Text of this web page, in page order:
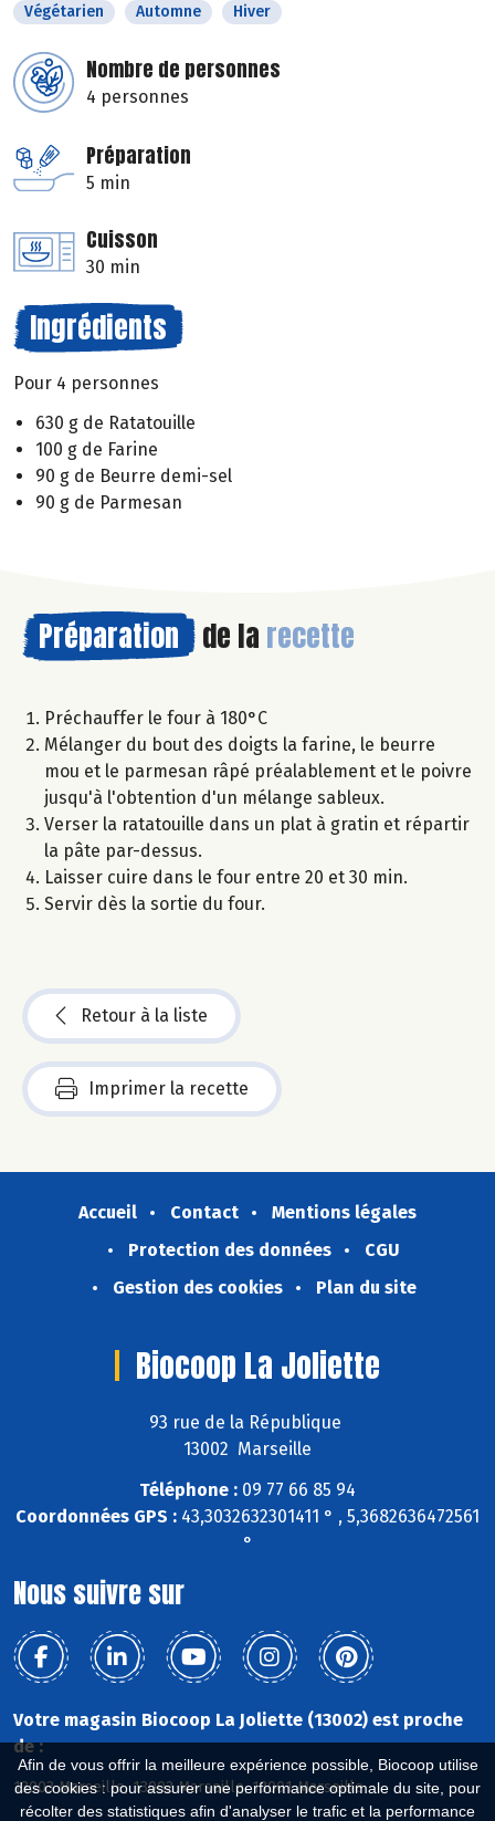
Afin de vous offrir la meilleure expérience possible, Biocoop utilise
des cookies : pour assurer une performance optimale du site, pour
récolter des statistiques afin d'analyser le trafic et la performance
Végétarien
Automne Hiver
Nombre de personnes
4 personnes
Préparation
5 min
Cuisson
30 min
Ingrédients
Pour 4 personnes
630 g de Ratatouille
100 g de Farine
90 g de Beurre demi-sel
90 g de Parmesan
Préparation de la recette
Préchauffer le four à 180°C
Mélanger du bout des doigts la farine, le beurre
mou et le parmesan râpé préalablement et le poivre
jusqu'à l'obtention d'un mélange sableux.
Verser la ratatouille dans un plat à gratin et répartir
la pâte par-dessus.
Laisser cuire dans le four entre 20 et 30 min.
Servir dès la sortie du four.
Retour à la liste
Imprimer la recette
Accueil Contact
Mentions légales
Protection des données
CGU
Gestion des cookies
Plan du site
Biocoop La Joliette
93 rue de la République
13002 Marseille
Téléphone : 09 77 66 85 94
Coordonnées GPS : 43,3032632301411 ° , 5,3682636472561
°
Nous suivre sur
Votre magasin Biocoop La Joliette (13002) est proche
de :
13003 Marseille, 13002 Marseille, 13001 Marseille